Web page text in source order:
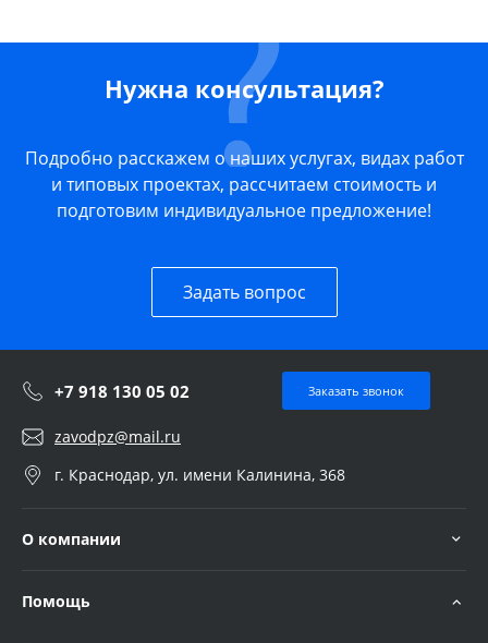
Нужна консультация?
Подробно расскажем о наших услугах, видах работ
и типовых проектах, рассчитаем стоимость и
подготовим индивидуальное предложение!
Задать вопрос
+7 918 130 05 02 Заказать звонок
zavodpz@mail.ru
г. Краснодар, ул. имени Калинина, 368
О компании
Помощь